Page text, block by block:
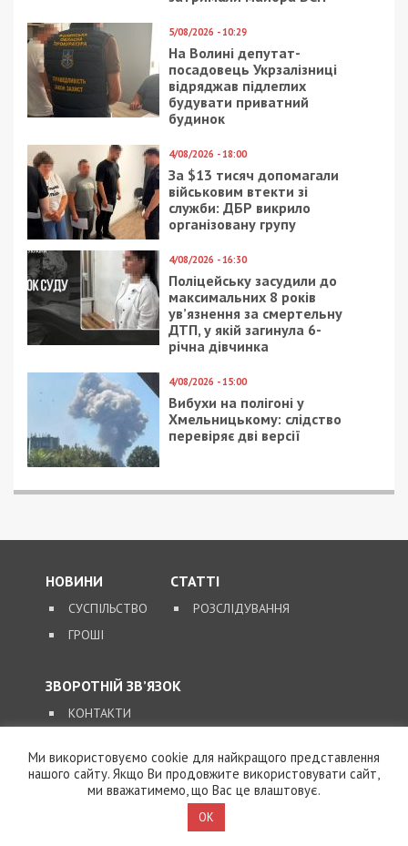
В дніпровському паркові
«Новокодацький» встановили
незвичний «КубоКіт»: фото
У Дніпрі нагадали, як убезпечити себе в
Ми використовуємо cookie для найкращого представлення
нашого сайту. Якщо Ви продовжите використовувати сайт,
ми вважатимемо, що Вас це влаштовує.
OK